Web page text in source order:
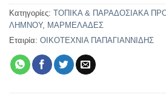
Κατηγορίες: ΤΟΠΙΚΑ & ΠΑΡΑΔΟΣΙΑΚΑ
ΛΗΜΝΟΥ, ΜΑΡΜΕΛΑΔΕΣ
Εταιρία: ΟΙΚΟΤΕΧΝΙΑ ΠΑΠΑΓΙΑΝΝΙΔΗΣ